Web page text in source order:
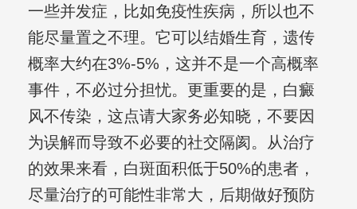
一些并发症，比如免疫性疾病，所以也不
能尽量置之不理。它可以结婚生育，遗传
概率大约在3%-5%，这并不是一个高概率
事件，不必过分担忧。更重要的是，白癜
风不传染，这点请大家务必知晓，不要因
为误解而导致不必要的社交隔阂。从治疗
的效果来看，白斑面积低于50%的患者，
尽量治疗的可能性非常大，后期做好预防